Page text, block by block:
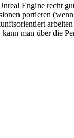
Engine recht
portieren
man über die